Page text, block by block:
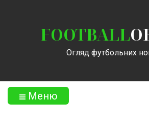
FOOTBALL
Огляд футбольних
Меню